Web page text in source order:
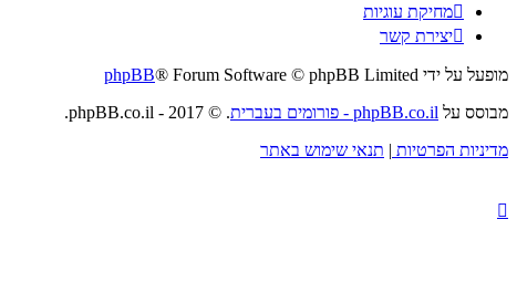
מחיקת עוגיות
יצירת קשר
מופעל על ידי phpBB® Forum Software © phpBB Limited
מבוסס על phpBB.co.il - פורומים בעברית
. © 2017 - phpBB.co.il.
מדיניות הפרטיות | תנאי שימוש באתר